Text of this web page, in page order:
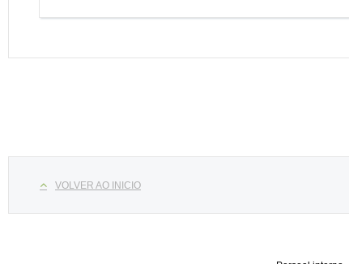
VOLVER AO INICIO